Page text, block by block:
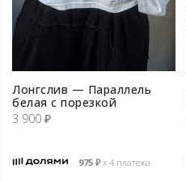
Лонгслив — Параллель
белая с порезкой
3 900 ₽
975 ₽х 4 платежа